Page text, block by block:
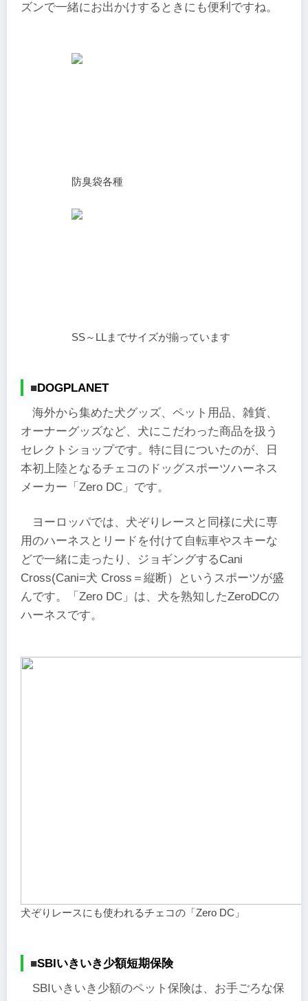
ズンで一緒にお出かけするときにも便利ですね。
防臭袋各種
SS～LLまでサイズが揃っています
■DOGPLANET
海外から集めた犬グッズ、ペット用品、雑貨、
オーナーグッズなど、犬にこだわった商品を扱う
セレクトショップです。特に目についたのが、日
本初上陸となるチェコのドッグスポーツハーネス
メーカー「Zero DC」です。
ヨーロッパでは、犬ぞりレースと同様に犬に専
用のハーネスとリードを付けて自転車やスキーな
どで一緒に走ったり、ジョギングするCani
Cross(Cani=犬 Cross＝縦断）というスポーツが盛
んです。「Zero DC」は、犬を熟知したZeroDCの
ハーネスです。
犬ぞりレースにも使われるチェコの「Zero DC」
■SBIいきいき少額短期保険
SBIいきいき少額のペット保険は、お手ごろな保